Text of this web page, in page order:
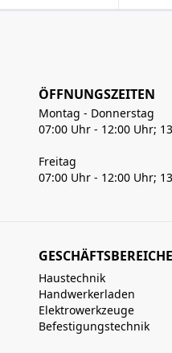
ÖFFNUNGSZEITEN
Montag - Donnerstag
07:00 Uhr - 12:00 Uhr;
Freitag
07:00 Uhr - 12:00 Uhr;
GESCHÄFTSBEREICHE
Haustechnik
Handwerkerladen
Elektrowerkzeuge
Befestigungstechnik